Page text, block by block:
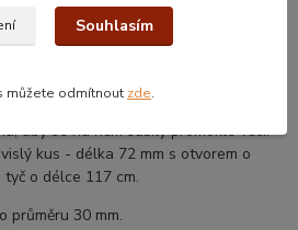
aby se na něm sušily promoklé věci.
kus - délka 72 mm s otvorem o
tyč o délce 117 cm.
průměru 30 mm.
Souhlasím
můžete odmítnout zde.